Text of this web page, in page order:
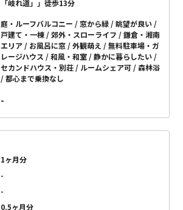
「岐れ道」」徒歩13分
庭・ルーフバルコニー 窓から緑
眺望が良い
戸建て・一棟
郊外・スローライフ
鎌倉・湘南
エリア
お風呂に窓 外観萌え
無料駐車場・ガ
レージハウス
和風・和室
静かに暮らしたい
セカンドハウス・別荘
ルームシェア可
森林浴
都心まで乗換なし
-
1ヶ月分
-
-
0.5ヶ月分